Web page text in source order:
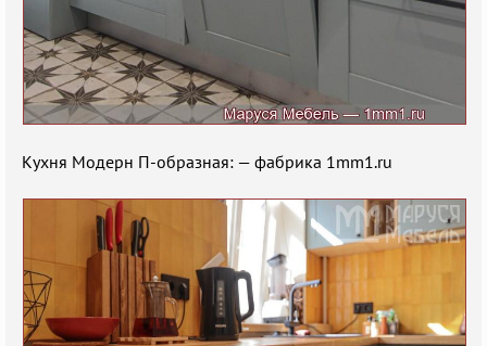
Кухня Модерн П-образная: — фабрика 1mm1.ru